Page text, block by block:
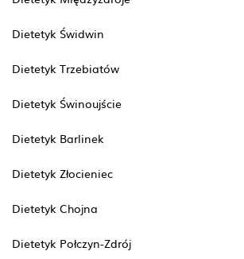
Dietetyk Świdwin
Dietetyk Trzebiatów
Dietetyk Świnoujście
Dietetyk Barlinek
Dietetyk Złocieniec
Dietetyk Chojna
Dietetyk Połczyn-Zdrój